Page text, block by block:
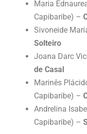
Maria
Capibaribe) –
Sivoneide
Solteiro
Joana Darc
de Casal
Marinês
Capibaribe) –
Andrelina
Capibaribe) –